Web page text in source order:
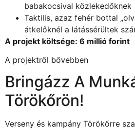
babakocsival közlekedőknek
Taktilis, azaz fehér bottal
átkelőknél a látássérültek
A projekt költsége: 6 millió forint
A projektről bővebben
Bringázz A
Törökőrön!
Verseny és kampány Törökőrre